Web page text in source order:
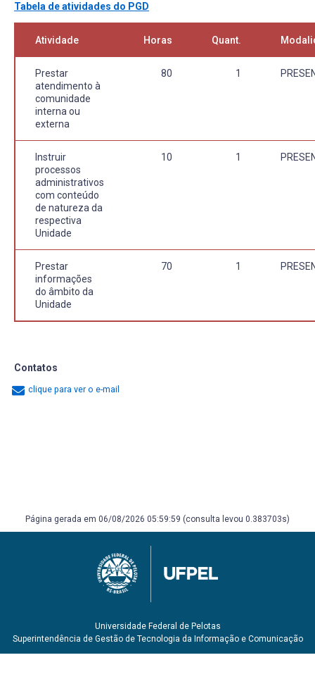
Tabela de atividades do PGD
Atividade Horas Quant.
Prestar
atendimento à
comunidade
interna ou
externa
80 1
Instruir
processos
administrativos
com conteúdo
de natureza da
respectiva
Unidade
10 1
Prestar
informações
do âmbito da
Unidade
70 1
Contatos
clique para ver o e-mail
Página gerada em 06/08/2026 05:59:59 (consulta levou 0.383703s)
Universidade Federal de Pelotas
Superintendência de Gestão de Tecnologia da Informação e Comunicação